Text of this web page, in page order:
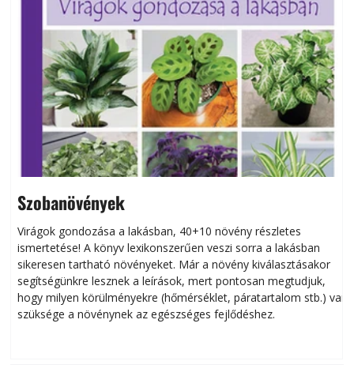
Szobanövények
Virágok gondozása a lakásban, 40+10 növény részletes
ismertetése! A könyv lexikonszerűen veszi sorra a lakásban
sikeresen tart­ha­tó növényeket. Már a növény kiválasztásakor
segítségünkre lesznek a leírások, mert pontosan megtudjuk,
hogy milyen körülményekre (hőmérséklet, páratartalom stb.) van
szüksége a növénynek az egészséges fejlődéshez.